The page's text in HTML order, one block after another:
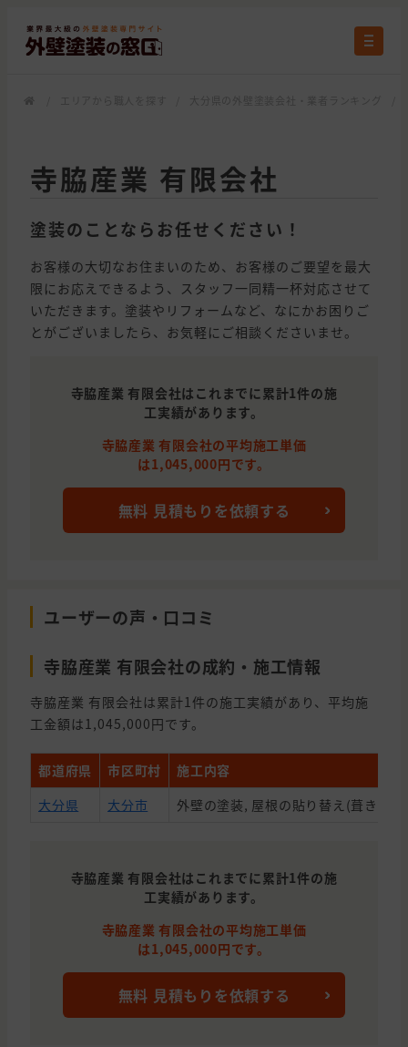
寺脇産業 有限会社
塗装のことならお任せください！
お客様の大切なお住まいのため、お客様のご要望を最大
限にお応えできるよう、スタッフ一同精一杯対応させて
いただきます。塗装やリフォームなど、なにかお困りご
とがございましたら、お気軽にご相談くださいませ。
寺脇産業 有限会社はこれまでに累計1件の施
工実績があります。
寺脇産業 有限会社の平均施工単価
は1,045,000円です。
無料 見積もりを依頼する
ユーザーの声・口コミ
寺脇産業 有限会社の成約・施工情報
寺脇産業 有限会社は累計1件の施工実績があり、平均施
工金額は1,045,000円です。
都道府県 市区町村
施工内容
大分県
大分市 外壁の塗装, 屋根の貼り替え(葺き替
寺脇産業 有限会社はこれまでに累計1件の施
工実績があります。
寺脇産業 有限会社の平均施工単価
は1,045,000円です。
無料 見積もりを依頼する